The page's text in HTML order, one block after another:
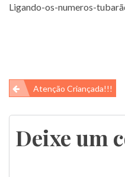
Ligando-os-numeros-
Navegação
de
Post
Atenção Criançada!!!
Deixe um